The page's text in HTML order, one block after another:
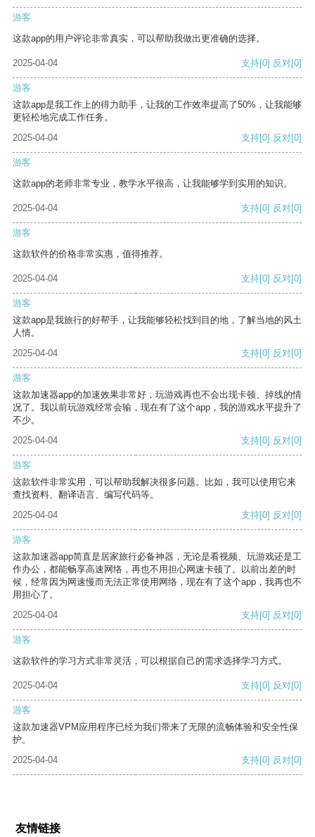
游客
这款app的用户评论非常真实，可以帮助我做出更准确的选择。
2025-04-04 支持[0] 反对[0]
游客
这款app是我工作上的得力助手，让我的工作效率提高了50%，让我能够
更轻松地完成工作任务。
2025-04-04
支持[0] 反对[0]
游客
这款app的老师非常专业，教学水平很高，让我能够学到实用的知识。
2025-04-04 支持[0] 反对[0]
游客
这款软件的价格非常实惠，值得推荐。
2025-04-04 支持[0] 反对[0]
游客
这款app是我旅行的好帮手，让我能够轻松找到目的地，了解当地的风土
人情。
2025-04-04
支持[0] 反对[0]
游客
这款加速器app的加速效果非常好，玩游戏再也不会出现卡顿、掉线的情
况了。我以前玩游戏经常会输，现在有了这个app，我的游戏水平提升了
不少。
2025-04-04
支持[0] 反对[0]
游客
这款软件非常实用，可以帮助我解决很多问题。比如，我可以使用它来
查找资料、翻译语言、编写代码等。
2025-04-04
支持[0] 反对[0]
游客
这款加速器app简直是居家旅行必备神器，无论是看视频、玩游戏还是工
作办公，都能畅享高速网络，再也不用担心网速卡顿了。以前出差的时
候，经常因为网速慢而无法正常使用网络，现在有了这个app，我再也不
用担心了。
2025-04-04
支持[0] 反对[0]
游客
这款软件的学习方式非常灵活，可以根据自己的需求选择学习方式。
2025-04-04 支持[0] 反对[0]
游客
这款加速器VPM应用程序已经为我们带来了无限的流畅体验和安全性保
护。
2025-04-04
支持[0] 反对[0]
友情链接